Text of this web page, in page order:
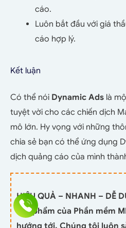
cáo.
Luôn bắt đầu với giá
cáo hợp lý.
Kết luận
Có thể nói Dynamic Ads là
tuyệt vời cho các chiến dịch
mô lớn. Hy vọng với những
chia sẻ bạn có thể ứng dụng
dịch quảng cáo của mình
HIỆU QUẢ – NHANH – DỄ
sản phẩm của Phần mềm
hướng tới. Chúng tôi luôn